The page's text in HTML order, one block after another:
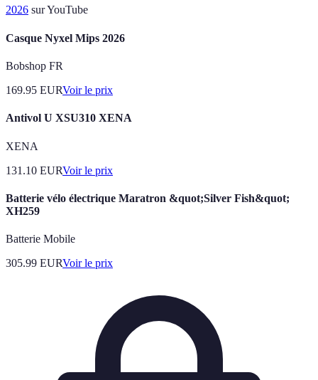
2026 sur YouTube
Casque Nyxel Mips 2026
Bobshop FR
169.95 EURVoir le prix
Antivol U XSU310 XENA
XENA
131.10 EURVoir le prix
Batterie vélo électrique Maratron &quot;Silver Fish&quot;
XH259
Batterie Mobile
305.99 EURVoir le prix